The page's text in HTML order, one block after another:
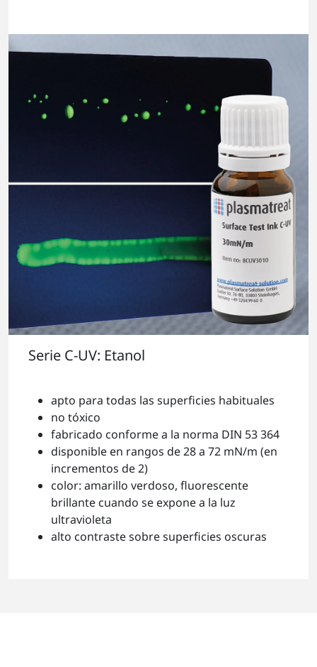
Serie C-UV: Etanol
apto para todas las superficies habituales
no tóxico
fabricado conforme a la norma DIN 53 364
disponible en rangos de 28 a 72 mN/m (en
incrementos de 2)
color: amarillo verdoso, fluorescente
brillante cuando se expone a la luz
ultravioleta
alto contraste sobre superficies oscuras